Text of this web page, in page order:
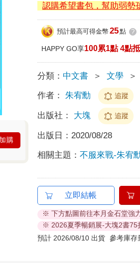
加購
認購希望書包，幫助弱勢
預計最高可得金幣 25點 ?
HAPPY GO享100累1點 4點
分類： 中文書 ＞ 文學 ＞
作者： 朱宥勳 追蹤
出版社： 大塊 追蹤
出版日： 2020/08/28
相關主題：不服來戰-朱宥
立即結帳
※ 下方點圖前往本月金石堂強
※ 2026夏季暢銷展-大塊2書75
預計 2026/08/10 出貨 參考庫